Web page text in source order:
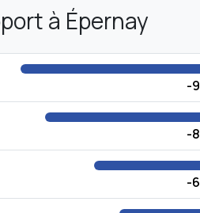
à Épernay
-9
-8
-6